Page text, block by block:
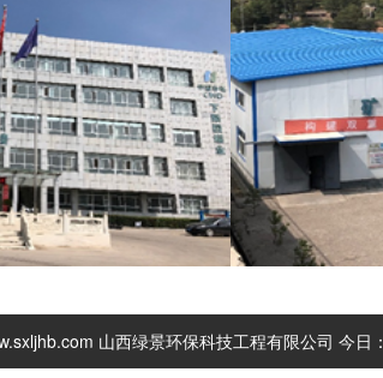
山西绿景环保科技工程有限公司 今日：